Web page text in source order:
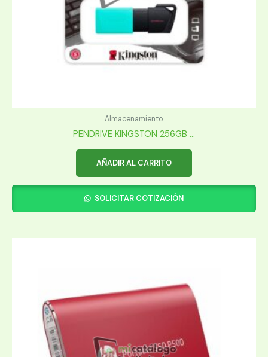
Almacenamiento
PENDRIVE KINGSTON 256GB ...
AÑADIR AL CARRITO
SOLICITAR COTIZACIÓN